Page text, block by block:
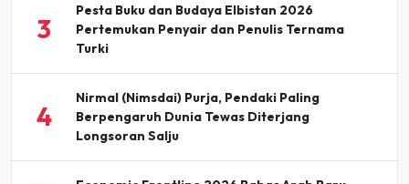
3
Pesta Buku dan Budaya Elbistan 2026
Pertemukan Penyair dan Penulis Ternama
Turki
4
Nirmal (Nimsdai) Purja, Pendaki Paling
Berpengaruh Dunia Tewas Diterjang
Longsoran Salju